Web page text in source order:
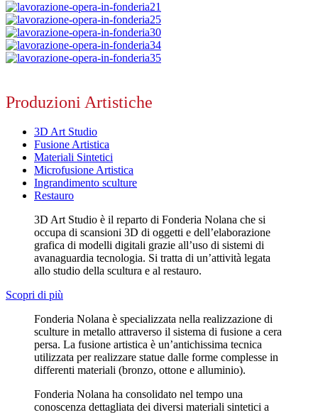
Produzioni Artistiche
3D Art Studio
Fusione Artistica
Materiali Sintetici
Microfusione Artistica
Ingrandimento sculture
Restauro
3D Art Studio è il reparto di Fonderia Nolana che si
occupa di scansioni 3D di oggetti e dell’elaborazione
grafica di modelli digitali grazie all’uso di sistemi di
avanaguardia tecnologia. Si tratta di un’attività legata
allo studio della scultura e al restauro.
Scopri di più
Fonderia Nolana è specializzata nella realizzazione di
sculture in metallo attraverso il sistema di fusione a cera
persa. La fusione artistica è un’antichissima tecnica
utilizzata per realizzare statue dalle forme complesse in
differenti materiali (bronzo, ottone e alluminio).
Fonderia Nolana ha consolidato nel tempo una
conoscenza dettagliata dei diversi materiali sintetici a